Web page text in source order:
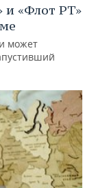
и «Флот РТ»
может